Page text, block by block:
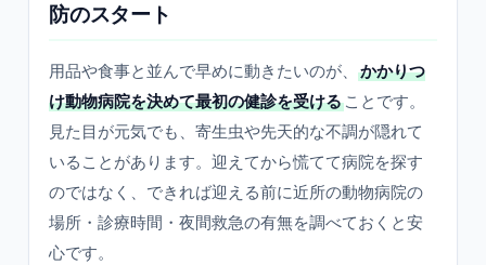
防のスタート
用品や食事と並んで早めに動きたいのが、
かかりつ
け動物病院を決めて最初の健診を受ける ことです。
見た目が元気でも、寄生虫や先天的な不調が隠れて
いることがあります。迎えてから慌てて病院を探す
のではなく、できれば迎える前に近所の動物病院の
場所・診療時間・夜間救急の有無を調べておくと安
心です。